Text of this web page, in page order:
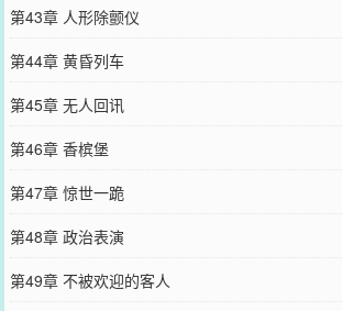
第43章 人形除颤仪
第44章 黄昏列车
第45章 无人回讯
第46章 香槟堡
第47章 惊世一跪
第48章 政治表演
第49章 不被欢迎的客人